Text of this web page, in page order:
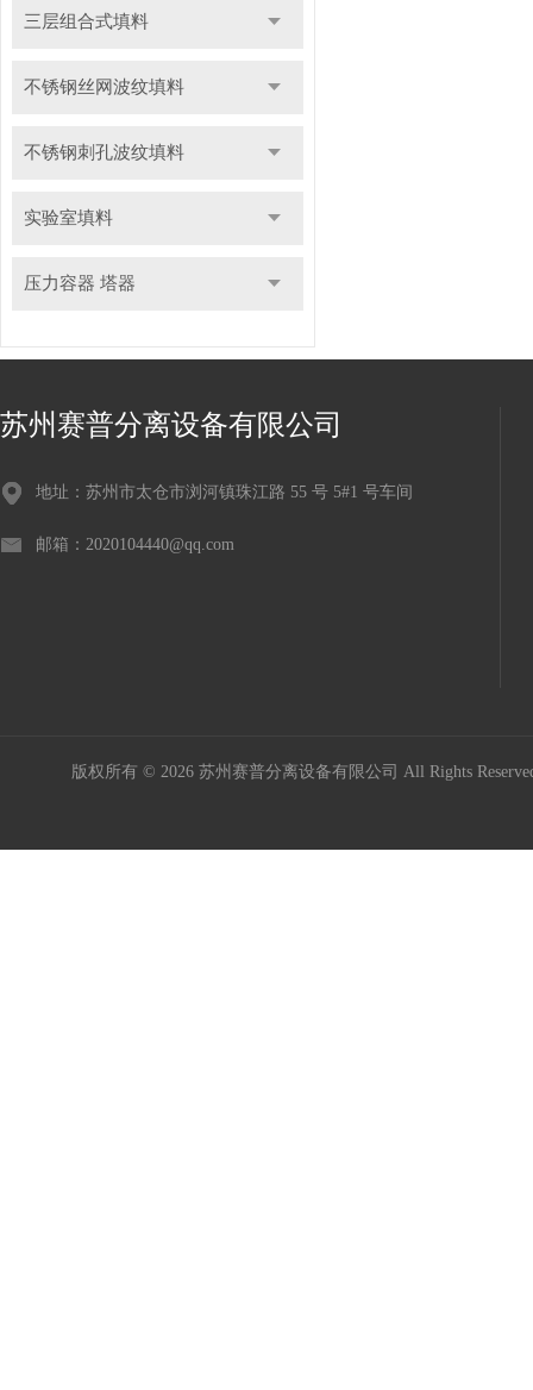
三层组合式填料
不锈钢丝网波纹填料
不锈钢刺孔波纹填料
实验室填料
压力容器 塔器
苏州赛普分离设备有限公司
地址：苏州市太仓市浏河镇珠江路 55 号 5#1 号车间
邮箱：2020104440@qq.com
版权所有 © 2026 苏州赛普分离设备有限公司 All Rights